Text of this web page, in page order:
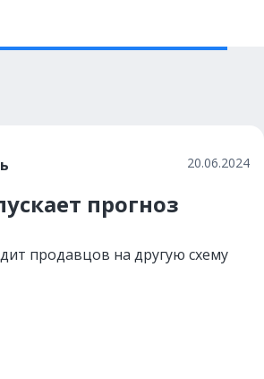
20.06.2024
прогноз
продавцов на другую схему